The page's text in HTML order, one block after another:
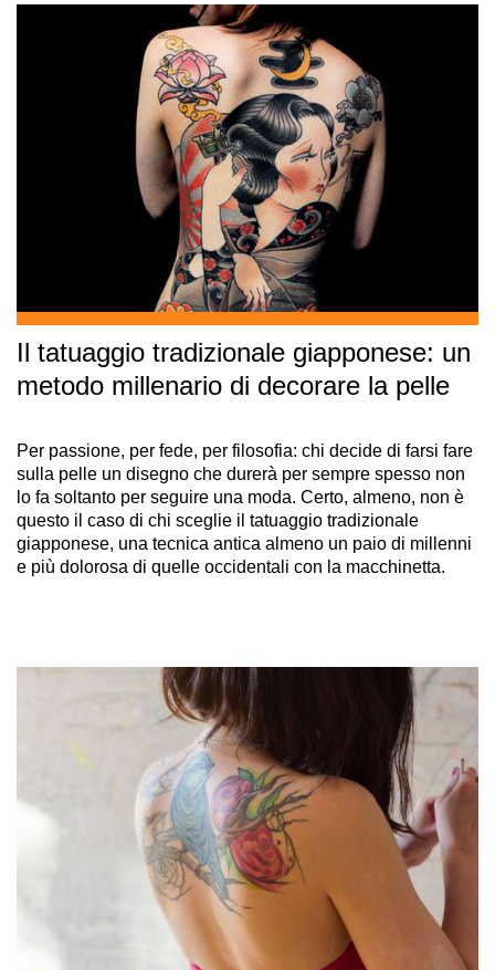
Il tatuaggio tradizionale giapponese: un
metodo millenario di decorare la pelle
Per passione, per fede, per filosofia: chi decide di farsi fare
sulla pelle un disegno che durerà per sempre spesso non
lo fa soltanto per seguire una moda. Certo, almeno, non è
questo il caso di chi sceglie il tatuaggio tradizionale
giapponese, una tecnica antica almeno un paio di millenni
e più dolorosa di quelle occidentali con la macchinetta.